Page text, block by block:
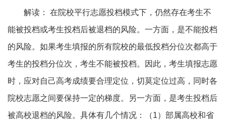
解读： 在院校平行志愿投档模式下，仍然存在考生不
能被投档或考生投档后被退档的风险。一方面，是不能投档
的风险。如果考生填报的所有院校的最低投档分位次都高于
考生的投档分位次，考生不能被投档。因此，考生填报志愿
时，应对自己高考成绩要合理定位，切莫定位过高，同时各
院校志愿之间要保持一定的梯度。另一方面，是考生投档后
被高校退档的风险。具体有几个情况：（1）部属高校和省